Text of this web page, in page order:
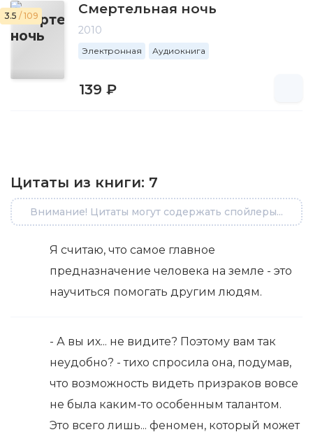
3.5 / 109 Смертельная ночь
2010
Электронная Аудиокнига
139 ₽
Цитаты из книги: 7
Внимание! Цитаты могут содержать спойлеры...
Я считаю, что самое главное
предназначение человека на земле - это
научиться помогать другим людям.
- А вы их... не видите? Поэтому вам так
неудобно? - тихо спросила она, подумав,
что возможность видеть призраков вовсе
не была каким-то особенным талантом.
Это всего лишь... феномен, который может